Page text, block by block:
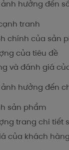
hưởng đến
tranh
chính của sản
của tiêu đề
và đánh giá
hưởng đến
sản phẩm
trang chi tiết
của khách hàng